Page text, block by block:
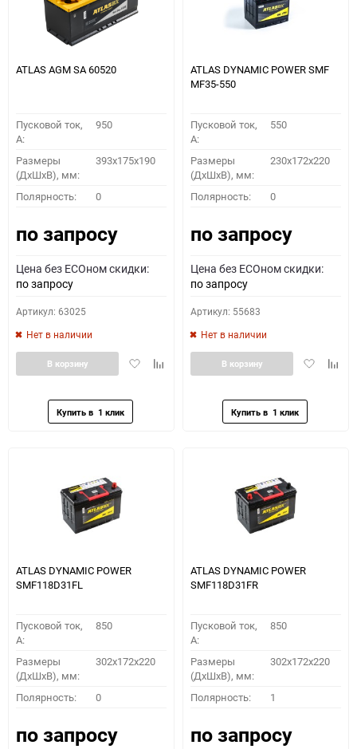
ПОДОБРАТЬ
Как определить полярность?
0 - обратная 1 - прямая 3 - обратная 4 - прямая
ATLAS AGM SA 60520
Пусковой ток,
A:
950
Размеры
(ДхШхВ), мм:
393x175x190
Полярность: 0
по запросу
Цена без ECOном скидки:
по запросу
Артикул: 63025
Нет в наличии
ДобавитьДобавить
В корзину
ATLAS DYNAMIC POWER SMF
MF35-550
Пусковой ток,
A:
550
Размеры
(ДхШхВ), мм:
230x172x220
Полярность: 0
по запросу
Цена без ECOном скидки:
по запросу
Артикул: 55683
Нет в наличии
Добавить
В корзину
ATLAS DYNAMIC POWER
SMF118D31FL
Пусковой ток,
A:
850
Размеры
(ДхШхВ), мм:
302x172x220
Полярность: 0
по запросу
ATLAS DYNAMIC POWER
SMF118D31FR
Пусковой ток,
A:
850
Размеры
(ДхШхВ), мм:
302x172x220
Полярность: 1
по запросу